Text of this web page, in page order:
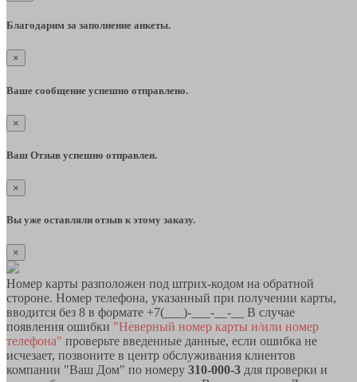
Благодарим за заполнение анкеты.
×
Ваше сообщение успешно отправлено.
×
Ваш Отзыв успешно отправлен.
×
Вы уже оставляли отзыв к этому заказу.
×
Номер карты разположен под штрих-кодом на обратной
стороне. Номер телефона, указанный при получении карты,
вводится без 8 в формате +7(___)-___-__-__ В случае
появления ошибки "Неверный номер карты и/или номер
телефона" проверьте введенные данные, если ошибка не
исчезает, позвоните в центр обслуживания клиентов
компании "Ваш Дом" по номеру 310-000-3 для проверки и